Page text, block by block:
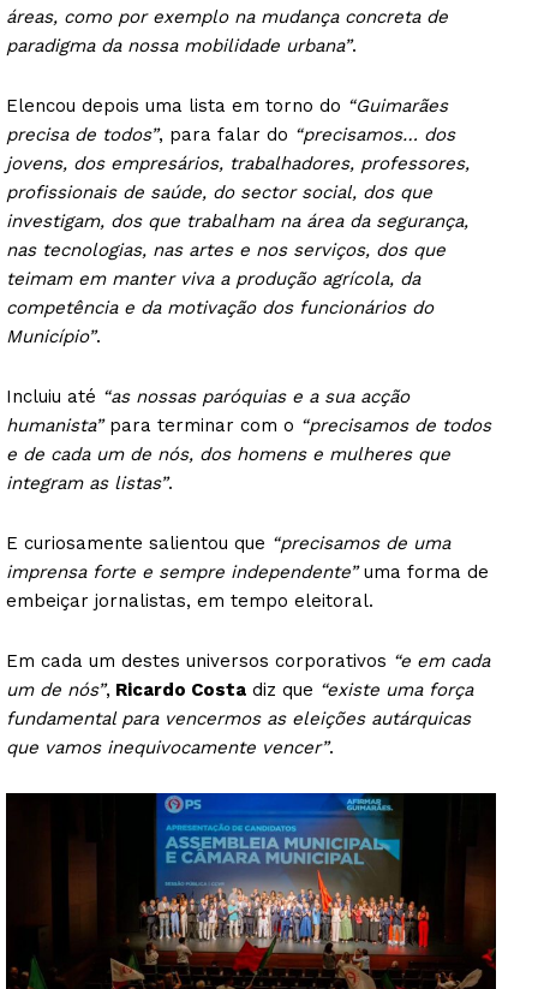
áreas, como por exemplo na mudança concreta de
paradigma da nossa mobilidade urbana”.
Elencou depois uma lista em torno do “Guimarães
precisa de todos”, para falar do “precisamos… dos
jovens, dos empresários, trabalhadores, professores,
profissionais de saúde, do sector social, dos que
investigam, dos que trabalham na área da segurança,
nas tecnologias, nas artes e nos serviços, dos que
teimam em manter viva a produção agrícola, da
competência e da motivação dos funcionários do
Município”.
Incluiu até “as nossas paróquias e a sua acção
humanista”para terminar com o “precisamos de todos
e de cada um de nós, dos homens e mulheres que
integram as listas”.
E curiosamente salientou que “precisamos de uma
imprensa forte e sempre independente”uma forma de
embeiçar jornalistas, em tempo eleitoral.
Em cada um destes universos corporativos “e em cada
um de nós”, Ricardo Costa diz que “existe uma força
fundamental para vencermos as eleições autárquicas
que vamos inequivocamente vencer”.